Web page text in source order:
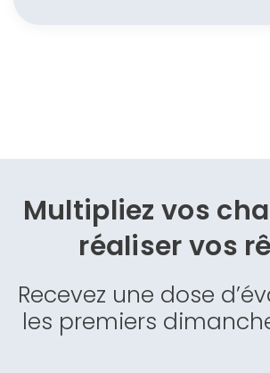
Multipliez vos
réaliser vos
Recevez une dose
les premiers